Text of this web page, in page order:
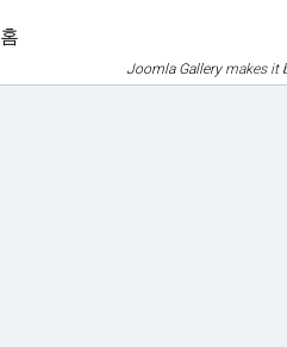
홈
Joomla Gallerymakes it